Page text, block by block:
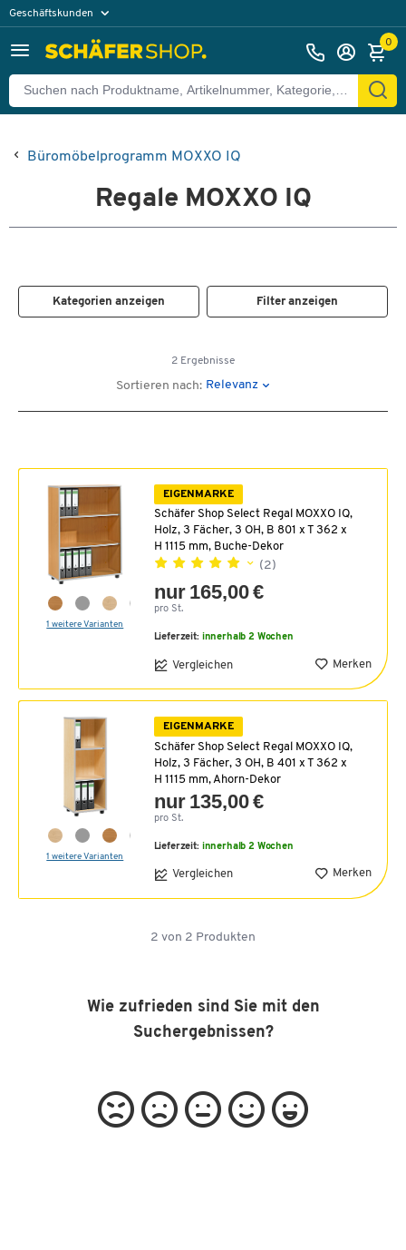
Geschäftskunden
0
Büromöbelprogramm MOXXO IQ
Regale MOXXO IQ
Kategorien anzeigen Filter anzeigen
2 Ergebnisse
Sortieren nach: Relevanz
1 weitere Varianten
EIGENMARKE
Schäfer Shop Select Regal MOXXO IQ,
Holz, 3 Fächer, 3 OH, B 801 x T 362 x
H 1115 mm, Buche-Dekor
(2)
nur 165,00 €
pro St.
Lieferzeit: innerhalb 2 Wochen
Vergleichen Merken
1 weitere Varianten
EIGENMARKE
Schäfer Shop Select Regal MOXXO IQ,
Holz, 3 Fächer, 3 OH, B 401 x T 362 x
H 1115 mm, Ahorn-Dekor
nur 135,00 €
pro St.
Lieferzeit: innerhalb 2 Wochen
Vergleichen Merken
2 von 2 Produkten
Wie zufrieden sind Sie mit den
Suchergebnissen?